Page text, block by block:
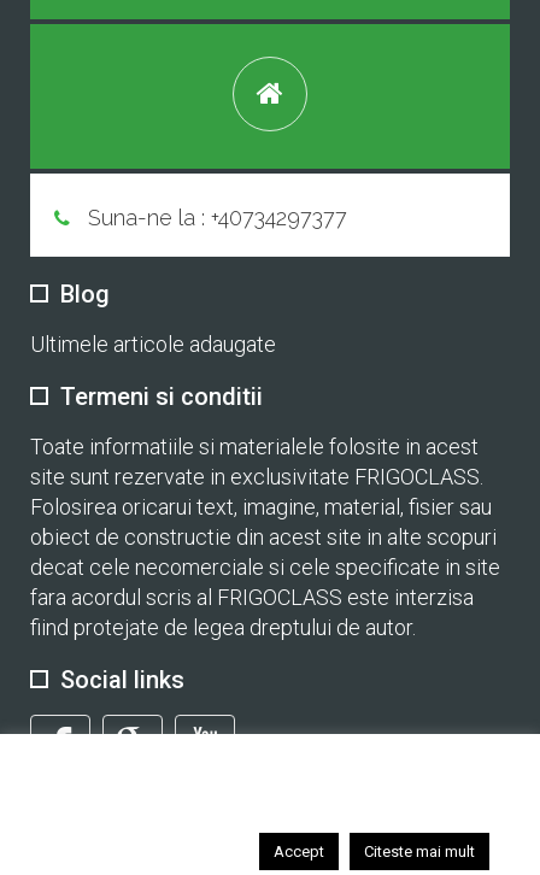
Suna-ne la : +40734297377
Blog
Ultimele articole adaugate
Termeni si conditii
Toate informatiile si materialele folosite in acest
site sunt rezervate in exclusivitate FRIGOCLASS.
Folosirea oricarui text, imagine, material, fisier sau
obiect de constructie din acest site in alte scopuri
decat cele necomerciale si cele specificate in site
fara acordul scris al FRIGOCLASS este interzisa
fiind protejate de legea dreptului de autor.
Social links
© 2018 FRIGOCLASS
Accept Citeste mai mult